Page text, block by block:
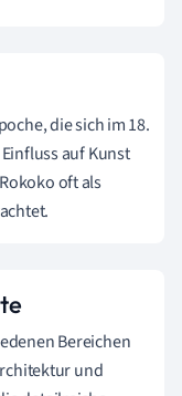
die sich im 18.
auf Kunst
oft als
Bereichen
und